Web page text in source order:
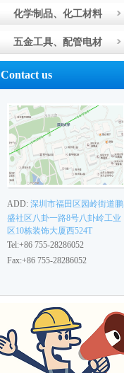
化学制品、化工材料
五金工具、配管电材
Contact us
ADD: 深圳市福田区园岭街道鹏
盛社区八卦一路8号八卦岭工业
区10栋装饰大厦西524T
Tel:+86 755-28286052
Fax:+86 755-28286052